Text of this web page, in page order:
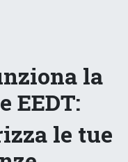
la
EEDT:
le tue